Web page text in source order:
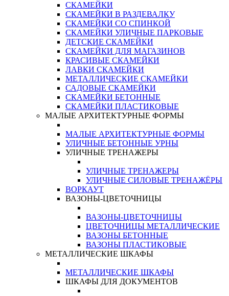
СКАМЕЙКИ
СКАМЕЙКИ В РАЗДЕВАЛКУ
СКАМЕЙКИ СО СПИНКОЙ
СКАМЕЙКИ УЛИЧНЫЕ ПАРКОВЫЕ
ДЕТСКИЕ СКАМЕЙКИ
СКАМЕЙКИ ДЛЯ МАГАЗИНОВ
КРАСИВЫЕ СКАМЕЙКИ
ЛАВКИ СКАМЕЙКИ
МЕТАЛЛИЧЕСКИЕ СКАМЕЙКИ
САДОВЫЕ СКАМЕЙКИ
СКАМЕЙКИ БЕТОННЫЕ
СКАМЕЙКИ ПЛАСТИКОВЫЕ
МАЛЫЕ АРХИТЕКТУРНЫЕ ФОРМЫ
МАЛЫЕ АРХИТЕКТУРНЫЕ ФОРМЫ
УЛИЧНЫЕ БЕТОННЫЕ УРНЫ
УЛИЧНЫЕ ТРЕНАЖЕРЫ
УЛИЧНЫЕ ТРЕНАЖЕРЫ
УЛИЧНЫЕ СИЛОВЫЕ ТРЕНАЖЁРЫ
ВОРКАУТ
ВАЗОНЫ-ЦВЕТОЧНИЦЫ
ВАЗОНЫ-ЦВЕТОЧНИЦЫ
ЦВЕТОЧНИЦЫ МЕТАЛЛИЧЕСКИЕ
ВАЗОНЫ БЕТОННЫЕ
ВАЗОНЫ ПЛАСТИКОВЫЕ
МЕТАЛЛИЧЕСКИЕ ШКАФЫ
МЕТАЛЛИЧЕСКИЕ ШКАФЫ
ШКАФЫ ДЛЯ ДОКУМЕНТОВ